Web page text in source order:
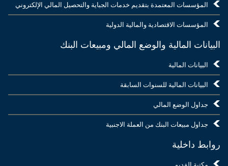
المؤسسات المعتمدة بتقديم خدمات الجباية والتحصيل المالي الإلكتروني
المؤسسات الاقتصادية والمالية الدولية
البيانات المالية والوضع المالي ومبيعات البنك
البيانات المالية
البيانات المالية للسنوات السابقة
جداول الوضع المالي
جداول مبيعات البنك من العملة الاجنبية
روابط داخلية